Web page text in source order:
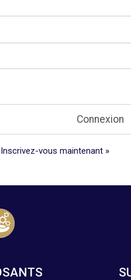
Inscrivez-vous maintenant »